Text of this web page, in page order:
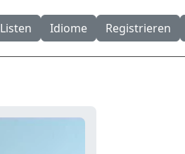
Listen Idiome Registrieren